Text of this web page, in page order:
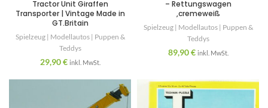
Tractor Unit Giraffen
Transporter | Vintage Made in
GT.Britain
Spielzeug | Modellautos | Puppen &
Teddys
29,90€ inkl. MwSt.
– Rettungswagen
,cremeweiß
Spielzeug | Modellautos | Puppen &
Teddys
89,90€ inkl. MwSt.